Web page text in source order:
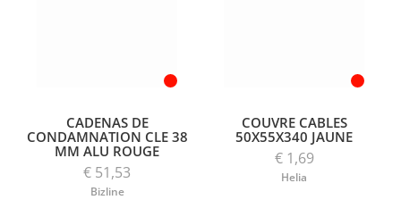
CADENAS DE
CONDAMNATION CLE 38
MM ALU ROUGE
€ 51,53
Bizline
COUVRE CABLES
50X55X340 JAUNE
€ 1,69
Helia